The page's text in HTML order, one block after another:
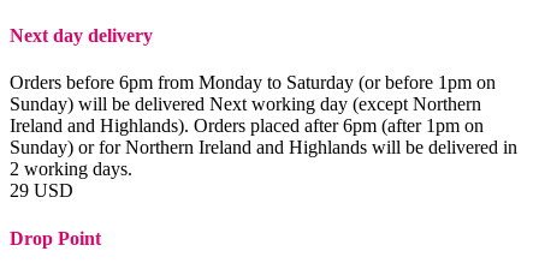
Next day delivery
Orders before 6pm from Monday to Saturday (or before 1pm on
Sunday) will be delivered Next working day (except Northern
Ireland and Highlands). Orders placed after 6pm (after 1pm on
Sunday) or for Northern Ireland and Highlands will be delivered in
2 working days.
29 USD
Drop Point